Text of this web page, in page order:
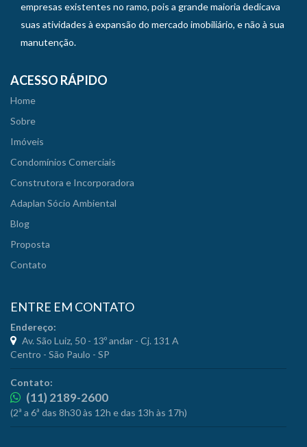
empresas existentes no ramo, pois a grande maioria dedicava
suas atividades à expansão do mercado imobiliário, e não à sua
manutenção.
ACESSO RÁPIDO
Home
Sobre
Imóveis
Condomínios Comerciais
Construtora e Incorporadora
Adaplan Sócio Ambiental
Blog
Proposta
Contato
ENTRE EM CONTATO
Endereço:
Av. São Luiz, 50 - 13º andar - Cj. 131 A
Centro - São Paulo - SP
Contato:
(11) 2189-2600
(2ª a 6ª das 8h30 às 12h e das 13h às 17h)